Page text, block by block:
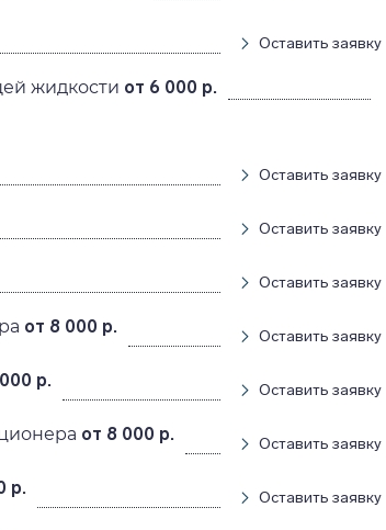
Оставить заявку
жидкости от 6 000 р.
Оставить заявку
Оставить заявку
Оставить заявку
от 8 000 р. Оставить заявку
р. Оставить заявку
от 8 000 р. Оставить заявку
р. Оставить заявку